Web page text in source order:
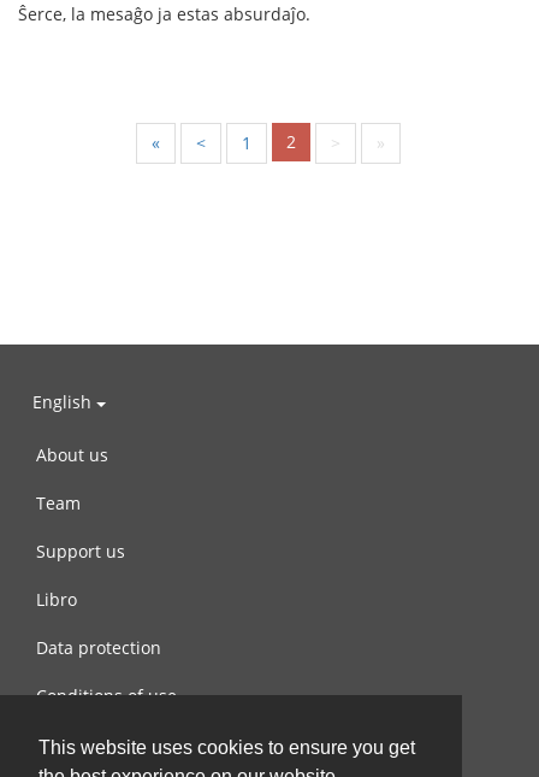
This website uses cookies to ensure you get
Ŝerce, la mesaĝo ja estas absurdaĵo.
« < 1 2 > »
English
About us
Team
Support us
Libro
Data protection
Conditions of use
Contact us